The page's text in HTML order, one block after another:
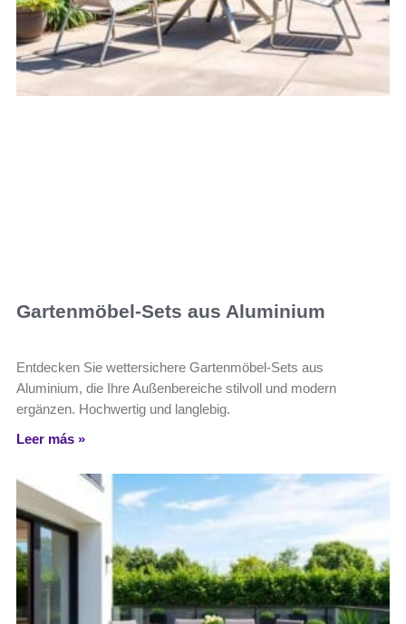
Gartenmöbel-Sets aus Aluminium
Entdecken Sie wettersichere Gartenmöbel-Sets aus
Aluminium, die Ihre Außenbereiche stilvoll und modern
ergänzen. Hochwertig und langlebig.
Leer más »